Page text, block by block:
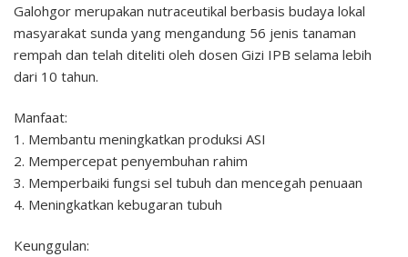
Galohgor merupakan nutraceutikal berbasis budaya lokal
masyarakat sunda yang mengandung 56 jenis tanaman
rempah dan telah diteliti oleh dosen Gizi IPB selama lebih
dari 10 tahun.
Manfaat:
1. Membantu meningkatkan produksi ASI
2. Mempercepat penyembuhan rahim
3. Memperbaiki fungsi sel tubuh dan mencegah penuaan
4. Meningkatkan kebugaran tubuh
Keunggulan: